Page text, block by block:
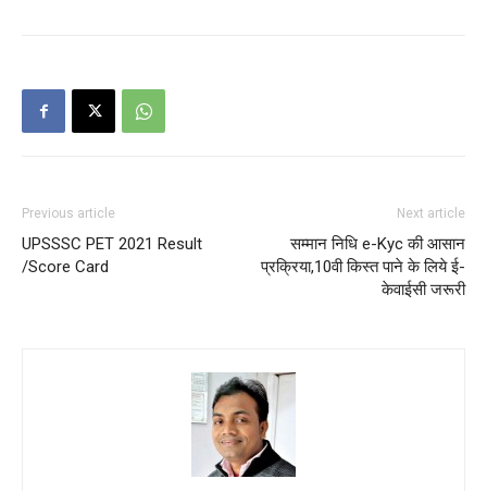
Previous article
UPSSSC PET 2021 Result
/Score Card
Next article
सम्मान निधि e-Kyc की आसान
प्रक्रिया,10वी किस्त पाने के लिये ई-
केवाईसी जरूरी